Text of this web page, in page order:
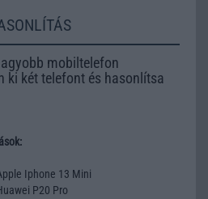
mobiltelefon
ki két telefont és hasonlítsa
Iphone 13 Mini
P20 Pro